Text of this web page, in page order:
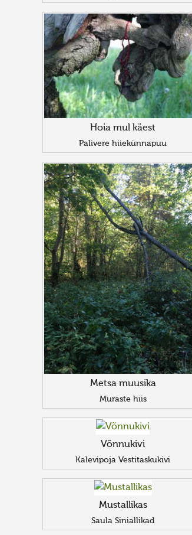
Hoia mul käest
Palivere hiiekünnapuu
Metsa muusika
Muraste hiis
Võnnukivi
Kalevipoja Vestitaskukivi
Mustallikas
Saula Siniallikad